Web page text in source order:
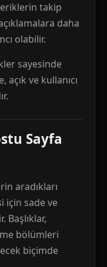
takip
daha
olabilir.
sayesinde
ve kullanıcı
Sayfa
aradıkları
için sade ve
Başlıklar,
bölümleri
biçimde